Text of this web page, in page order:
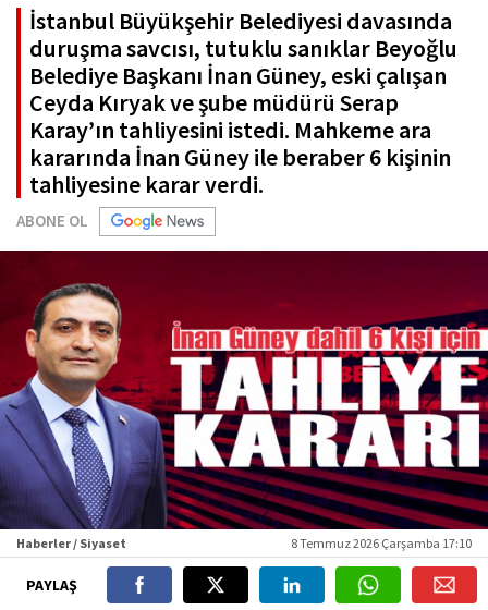
İstanbul Büyükşehir Belediyesi davasında
duruşma savcısı, tutuklu sanıklar Beyoğlu
Belediye Başkanı İnan Güney, eski çalışan
Ceyda Kıryak ve şube müdürü Serap
Karay’ın tahliyesini istedi. Mahkeme ara
kararında İnan Güney ile beraber 6 kişinin
tahliyesine karar verdi.
ABONE OL
Haberler / Siyaset 8 Temmuz 2026 Çarşamba 17:10
PAYLAŞ